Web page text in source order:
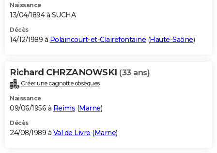
Naissance
13/04/1894 à SUCHA
Décès
14/12/1989 à Polaincourt-et-Clairefontaine (Haute-Saône)
Richard CHRZANOWSKI (33 ans)
Créer une cagnotte obsèques
Naissance
09/06/1956 à Reims (Marne)
Décès
24/08/1989 à Val de Livre (Marne)